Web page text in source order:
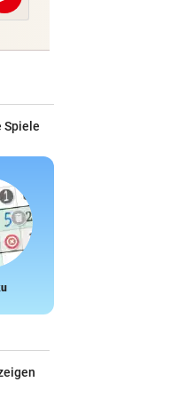
Spiele